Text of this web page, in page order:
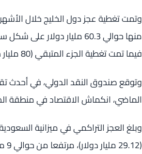
فيما تمت تغطية الجزء المتبقي (80 مليار دولار) بالسحب من الاحتياطيات العامة.
الماضي، انكماش الاقتصاد في منطقة الخليج بنسبة
(29.12 مليار دولار)، مرتفعا من حوالي 9 مليارات دولار في الربع الأول، وفقا لبيانات وزارة المالية.